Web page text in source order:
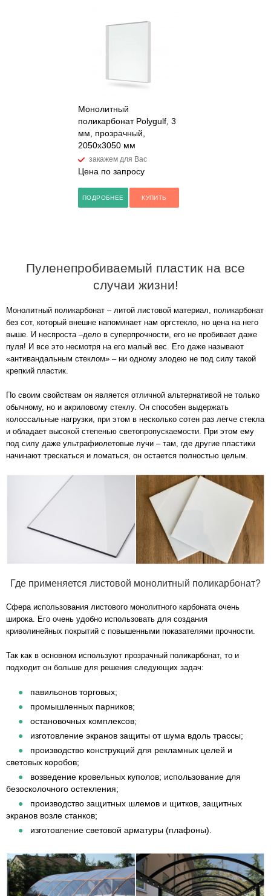
Монолитный
поликарбонат Polygulf, 3
мм, прозрачный,
2050х3050 мм
закажем для Вас
Цена по запросу
ПОДРОБНЕЕ КУПИТЬ
Пуленепробиваемый пластик на все
случаи жизни!
Монолитный поликарбонат – литой листовой материал, поликарбонат
без сот, который внешне напоминает нам оргстекло, но цена на него
выше. И неспроста –дело в суперпрочности, его не пробивает даже
пуля! И все это несмотря на его малый вес. Его даже называют
«антивандальным стеклом» – ни одному злодею не под силу такой
крепкий пластик.
По своим свойствам он является отличной альтернативой не только
обычному, но и акриловому стеклу. Он способен выдержать
колоссальные нагрузки, при этом в несколько сотен раз легче стекла
и обладает высокой степенью светопропускаемости. При этом ему
под силу даже ультрафиолетовые лучи – там, где другие пластики
начинают трескаться и ломаться, он остается полностью целым.
Где применяется листовой монолитный поликарбонат?
Сфера использования листового монолитного карбоната очень
широка. Его очень удобно использовать для создания
криволинейных покрытий с повышенными показателями прочности.
Так как в основном используют прозрачный поликарбонат, то и
подходит он больше для решения следующих задач:
павильонов торговых;
промышленных парников;
остановочных комплексов;
изготовление экранов защиты от шума вдоль трассы;
производство конструкций для рекламных целей и
световых коробов;
возведение кровельных куполов; использование для
безосколочного остекления;
производство защитных шлемов и щитков, защитных
экранов возле станков;
изготовление световой арматуры (плафоны).